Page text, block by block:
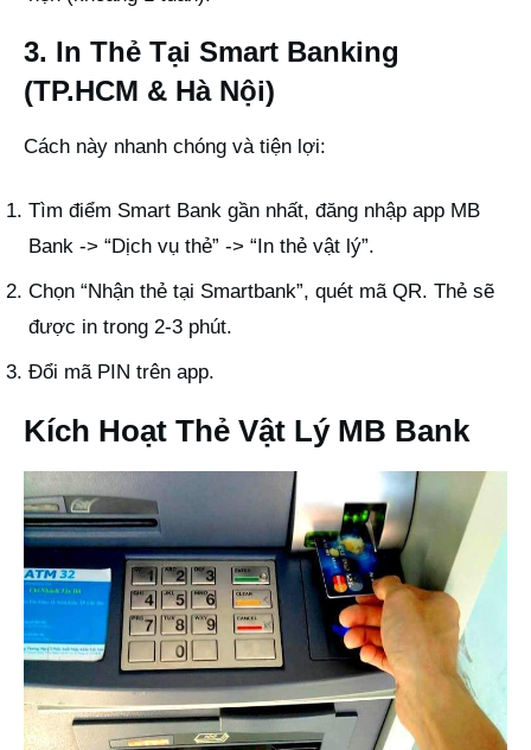
3. In Thẻ Tại Smart Banking
(TP.HCM & Hà Nội)
Cách này nhanh chóng và tiện lợi:
Tìm điểm Smart Bank gần nhất, đăng nhập app MB
Bank -> “Dịch vụ thẻ” -> “In thẻ vật lý”.
Chọn “Nhận thẻ tại Smartbank”, quét mã QR. Thẻ sẽ
được in trong 2-3 phút.
Đổi mã PIN trên app.
Kích Hoạt Thẻ Vật Lý MB Bank